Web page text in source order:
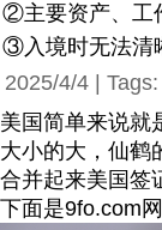
②主要资产、工
③入境时无法清
2025/4/4 | Tags:
美国简单来说就
大小的大，仙鹤
合并起来美国签
下面是9fo.com